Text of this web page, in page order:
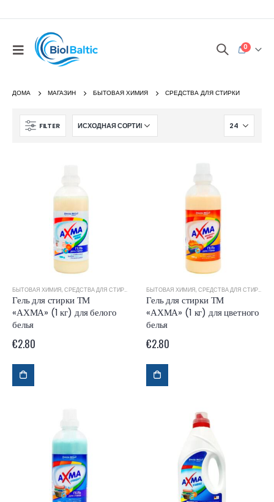
0
ДОМА МАГАЗИН БЫТОВАЯ ХИМИЯ СРЕДСТВА ДЛЯ СТИРКИ
FILTER
БЫТОВАЯ ХИМИЯ, СРЕДСТВА ДЛЯ СТИРКИ
Гель для стирки ТМ
«АХМА» (1 кг) для белого
белья
€2.80
БЫТОВАЯ ХИМИЯ, СРЕДСТВА ДЛЯ СТИРКИ
Гель для стирки ТМ
«АХМА» (1 кг) для цветного
белья
€2.80